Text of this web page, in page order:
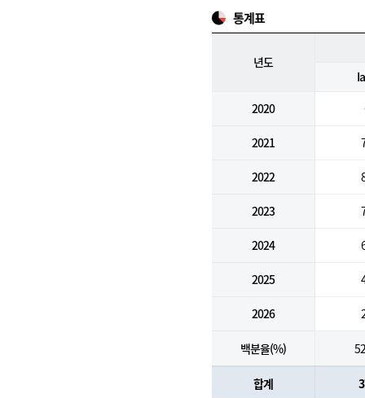
통계표
년도
2020
2021
2022
2023
2024
2025
2026
백분율(%)
합계